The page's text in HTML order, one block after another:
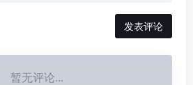
发表评论
暂无评论...